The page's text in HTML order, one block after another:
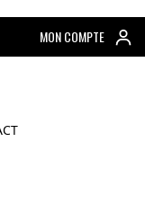
MON COMPTE